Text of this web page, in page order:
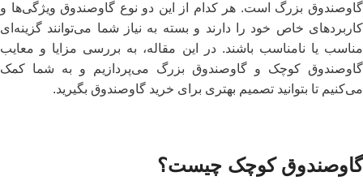
گاوصندوق بزرگ است. هر کدام از این دو نوع گاوصندوق ویژگی‌ها و
کاربردهای خاص خود را دارند و بسته به نیاز شما می‌توانند گزینه‌ای
مناسب یا نامناسب باشند. در این مقاله، به بررسی مزایا و معایب
گاوصندوق کوچک و گاوصندوق بزرگ می‌پردازیم و به شما کمک
می‌کنیم تا بتوانید تصمیم بهتری برای خرید گاوصندوق بگیرید.
گاوصندوق کوچک چیست؟